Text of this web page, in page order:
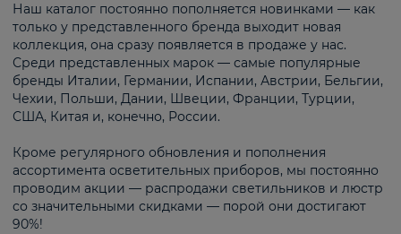
Наш каталог постоянно пополняется новинками — как
только у представленного бренда выходит новая
коллекция, она сразу появляется в продаже у нас.
Среди представленных марок — самые популярные
бренды Италии, Германии, Испании, Австрии, Бельгии,
Чехии, Польши, Дании, Швеции, Франции, Турции,
США, Китая и, конечно, России.
Кроме регулярного обновления и пополнения
ассортимента осветительных приборов, мы постоянно
проводим акции — распродажи светильников и люстр
со значительными скидками — порой они достигают
90%!